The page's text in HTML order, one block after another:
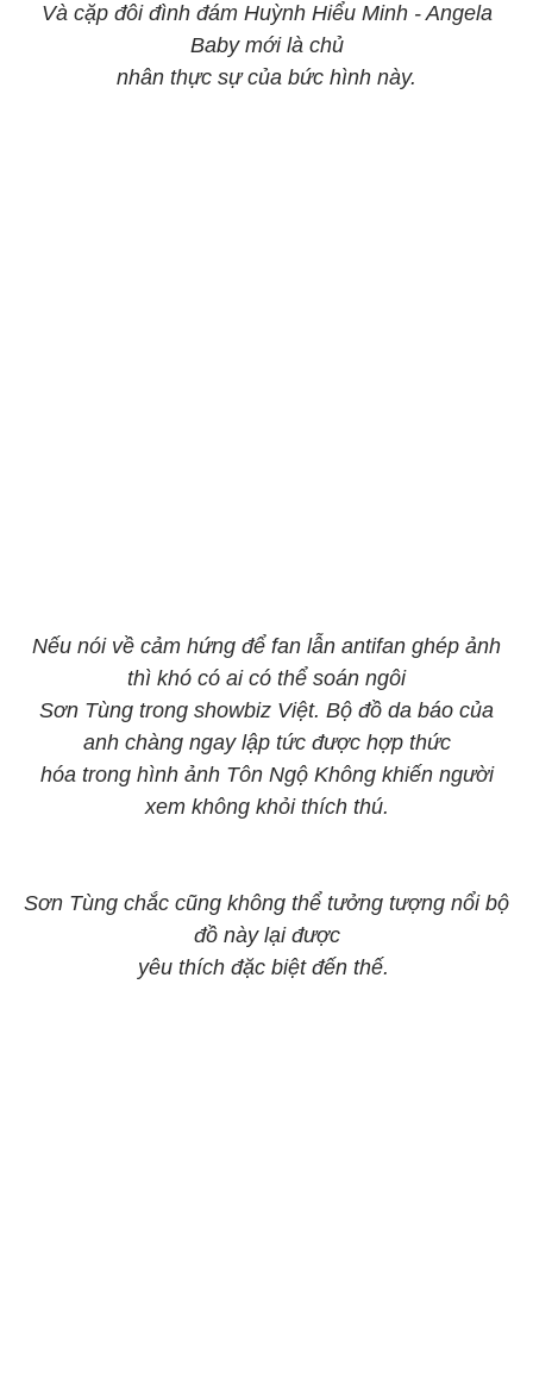
Và cặp đôi đình đám Huỳnh Hiểu Minh - Angela
Baby mới là chủ
nhân thực sự của bức hình này.
Nếu nói về cảm hứng để fan lẫn antifan ghép ảnh
thì khó có ai có thể soán ngôi
Sơn Tùng trong showbiz Việt. Bộ đồ da báo của
anh chàng ngay lập tức được hợp thức
hóa trong hình ảnh Tôn Ngộ Không khiến người
xem không khỏi thích thú.
Sơn Tùng chắc cũng không thể tưởng tượng nổi bộ
đồ này lại được
yêu thích đặc biệt đến thế.